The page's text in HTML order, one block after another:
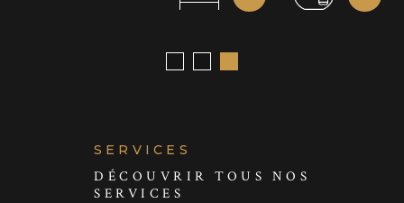
SERVICES
DÉCOUVRIR TOUS NOS
SERVICES